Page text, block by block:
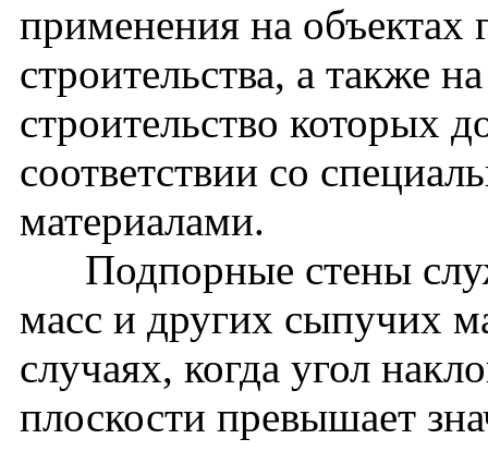
применения на объектах
строительства, а также
строительство которых
соответствии со
материалами.
Подпорные стены
масс и других сыпучих
случаях, когда угол
плоскости превышает